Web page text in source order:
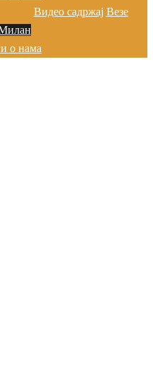
Видео садржај Везе
о нама